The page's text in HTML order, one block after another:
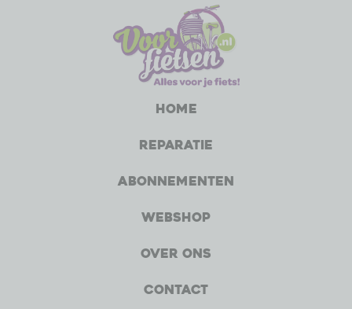
Home
Reparatie
Abonnementen
Webshop
Over ons
Contact